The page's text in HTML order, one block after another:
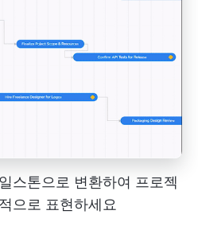
스톤으로 변환하여 프로젝
으로 표현하세요